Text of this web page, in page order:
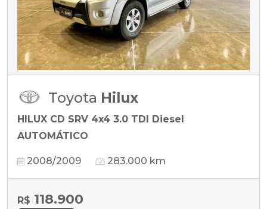
Toyota Hilux
HILUX CD SRV 4x4 3.0 TDI Diesel
AUTOMÁTICO
2008/2009 283.000 km
R$ 118.900